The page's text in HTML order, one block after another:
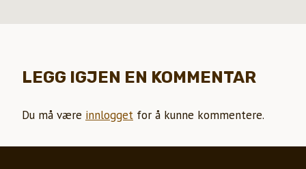
LEGG IGJEN EN KOMMENTAR
Du må være innlogget for å kunne kommentere.